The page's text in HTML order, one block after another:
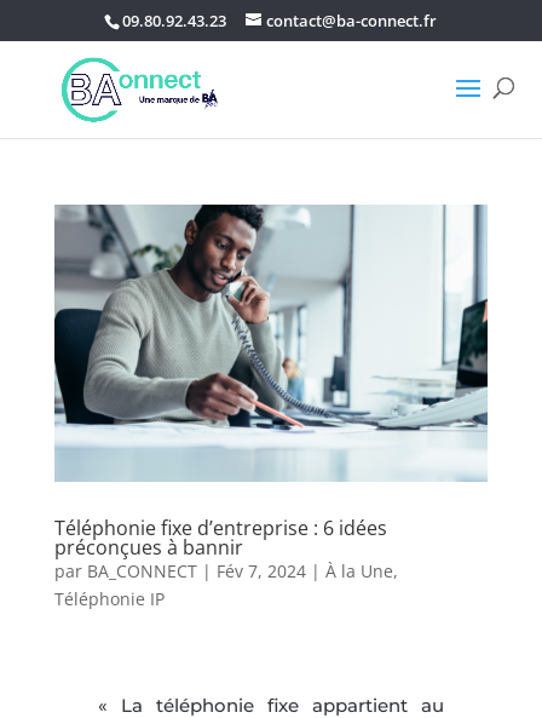
09.80.92.43.23 contact@ba-connect.fr
Téléphonie fixe d’entreprise : 6 idées
préconçues à bannir
par BA_CONNECT| Fév 7, 2024| À la Une,
Téléphonie IP
« La téléphonie fixe appartient au